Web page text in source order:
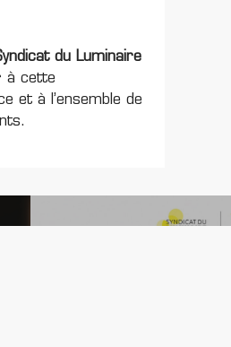
du Luminaire
à cette
et à l’ensemble de